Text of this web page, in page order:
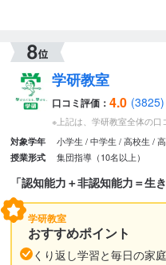
学研教室
口コミ評価： 4.0 (3825)
※上記は、学研教室全体の口
対象学年 小学生 中学生 高校生
授業形式 集団指導（10名以上）
「認知能力＋非認知能力＝生
学研教室
おすすめポイント
くり返し学習と毎日の家